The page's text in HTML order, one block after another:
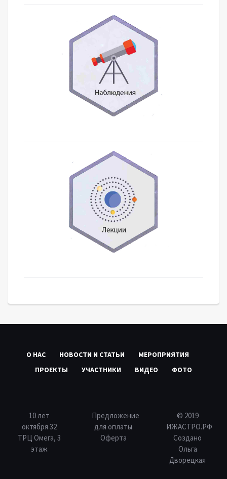
О НАС НОВОСТИ И СТАТЬИ
МЕРОПРИЯТИЯ
ПРОЕКТЫ
УЧАСТНИКИ ВИДЕО ФОТО
10 лет
октября 32
ТРЦ Омега, 3
этаж
Предложение
для оплаты
Оферта
© 2019
ИЖАСТРО.РФ
Создано
Ольга
Дворецкая